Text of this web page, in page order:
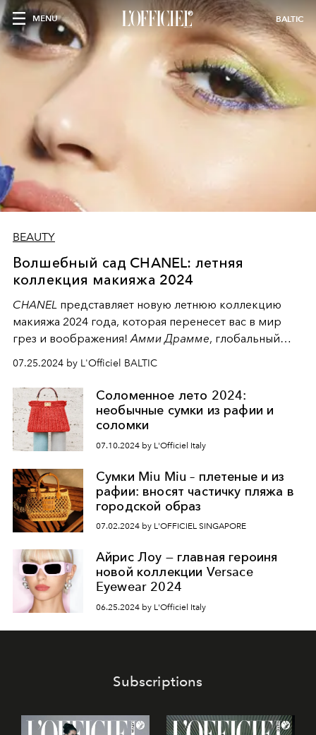
MENU BALTIC
BEAUTY
Волшебный сад CHANEL: летняя
коллекция макияжа 2024
CHANEL представляет новую летнюю коллекцию
макияжа 2024 года, которая перенесет вас в мир
грез и воображения!Амми Драмме, глобальный
креативный партнер по макияжу и член
COLLECTIVE
энергию в новую линейку. Вдохновленная
роскошной природой, она создала невероятный
лабиринт цвета, богатый разнообразными
оттенками и фантазийными нюансами.
07.25.2024 by L'Officiel BALTIC
Соломенное лето 2024:
необычные сумки из рафии и
соломки
07.10.2024 by L'Officiel Italy
Сумки Miu Miu – плетеные и из
рафии: вносят частичку пляжа в
городской образ
07.02.2024 by L'OFFICIEL SINGAPORE
Айрис Лоу — главная героиня
новой коллекции Versace
Eyewear 2024
06.25.2024 by L'Officiel Italy
Subscriptions